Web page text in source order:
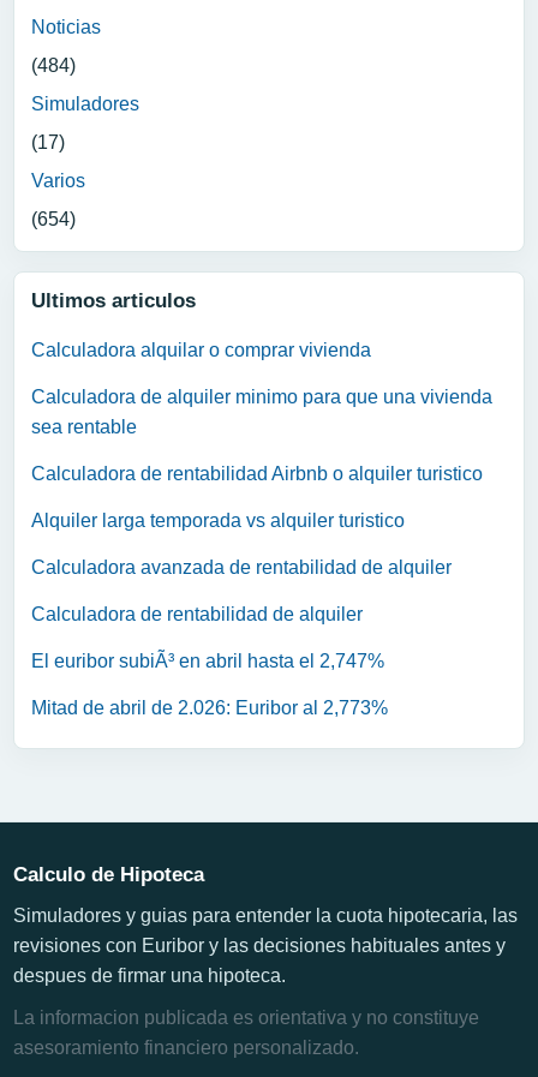
Noticias
(484)
Simuladores
(17)
Varios
(654)
Ultimos articulos
Calculadora alquilar o comprar vivienda
Calculadora de alquiler minimo para que una vivienda
sea rentable
Calculadora de rentabilidad Airbnb o alquiler turistico
Alquiler larga temporada vs alquiler turistico
Calculadora avanzada de rentabilidad de alquiler
Calculadora de rentabilidad de alquiler
El euribor subiÃ³ en abril hasta el 2,747%
Mitad de abril de 2.026: Euribor al 2,773%
Calculo de Hipoteca
Simuladores y guias para entender la cuota hipotecaria, las
revisiones con Euribor y las decisiones habituales antes y
despues de firmar una hipoteca.
La informacion publicada es orientativa y no constituye
asesoramiento financiero personalizado.